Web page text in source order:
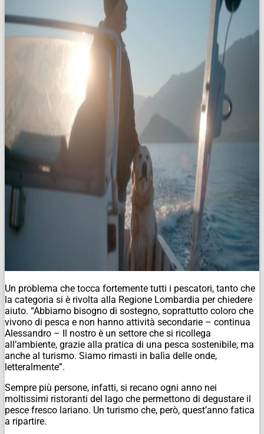
Un problema che tocca fortemente tutti i pescatori, tanto che
la categoria si è rivolta alla Regione Lombardia per chiedere
aiuto. “Abbiamo bisogno di sostegno, soprattutto coloro che
vivono di pesca e non hanno attività secondarie – continua
Alessandro – Il nostro è un settore che si ricollega
all’ambiente, grazie alla pratica di una pesca sostenibile, ma
anche al turismo. Siamo rimasti in balìa delle onde,
letteralmente”.
Sempre più persone, infatti, si recano ogni anno nei
moltissimi ristoranti del lago che permettono di degustare il
pesce fresco lariano. Un turismo che, però, quest’anno fatica
a ripartire.